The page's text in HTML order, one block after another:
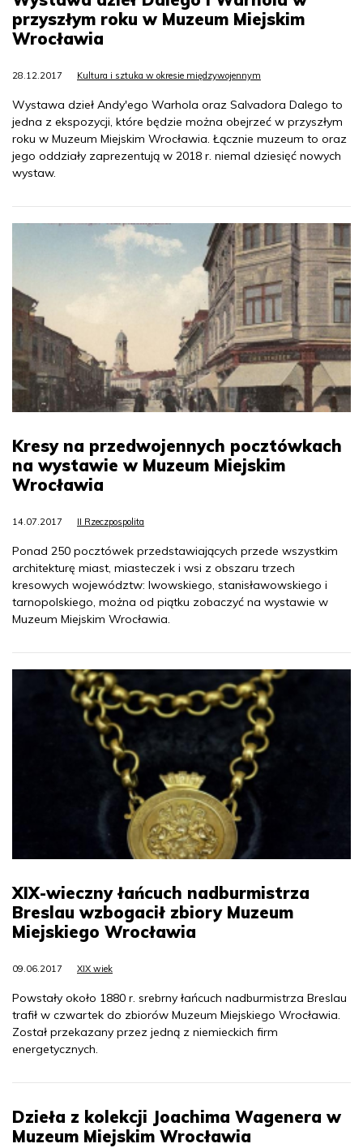
przyszłym roku w Muzeum Miejskim
Wrocławia
28.12.2017 Kultura i sztuka w okresie międzywojennym
Wystawa dzieł Andy'ego Warhola oraz Salvadora Dalego to
jedna z ekspozycji, które będzie można obejrzeć w przyszłym
roku w Muzeum Miejskim Wrocławia. Łącznie muzeum to oraz
jego oddziały zaprezentują w 2018 r. niemal dziesięć nowych
wystaw.
Kresy na przedwojennych pocztówkach
na wystawie w Muzeum Miejskim
Wrocławia
14.07.2017 II Rzeczpospolita
Ponad 250 pocztówek przedstawiających przede wszystkim
architekturę miast, miasteczek i wsi z obszaru trzech
kresowych województw: lwowskiego, stanisławowskiego i
tarnopolskiego, można od piątku zobaczyć na wystawie w
Muzeum Miejskim Wrocławia.
XIX-wieczny łańcuch nadburmistrza
Breslau wzbogacił zbiory Muzeum
Miejskiego Wrocławia
09.06.2017 XIX wiek
Powstały około 1880 r. srebrny łańcuch nadburmistrza Breslau
trafił w czwartek do zbiorów Muzeum Miejskiego Wrocławia.
Został przekazany przez jedną z niemieckich firm
energetycznych.
Dzieła z kolekcji Joachima Wagenera w
Muzeum Miejskim Wrocławia